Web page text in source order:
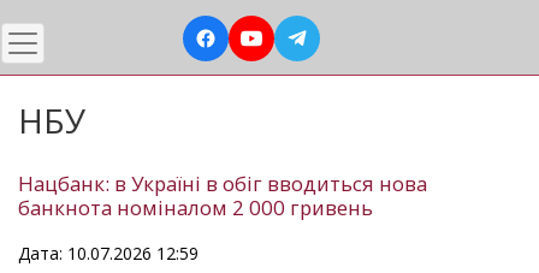
НБУ
Нацбанк: в Україні в обіг вводиться нова
банкнота номіналом 2 000 гривень
Дата: 10.07.2026 12:59